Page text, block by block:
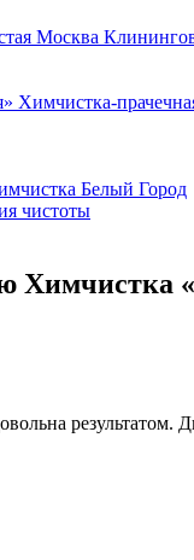
Химчистка-
Белый Город
чистоты
Химчистка